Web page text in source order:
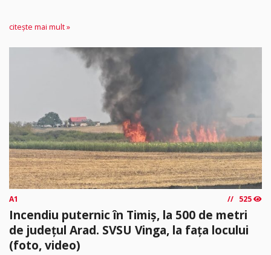
citește mai mult »
A1 525
Incendiu puternic în Timiș, la 500 de metri
de județul Arad. SVSU Vinga, la fața locului
(foto, video)